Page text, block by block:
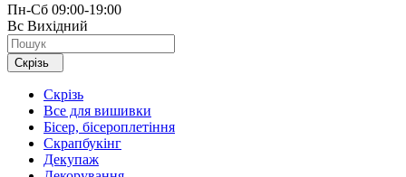
Пн-Сб 09:00-19:00
Вс Вихідний
Скрізь
Скрізь
Все для вишивки
Бісер, бісероплетіння
Скрапбукінг
Декупаж